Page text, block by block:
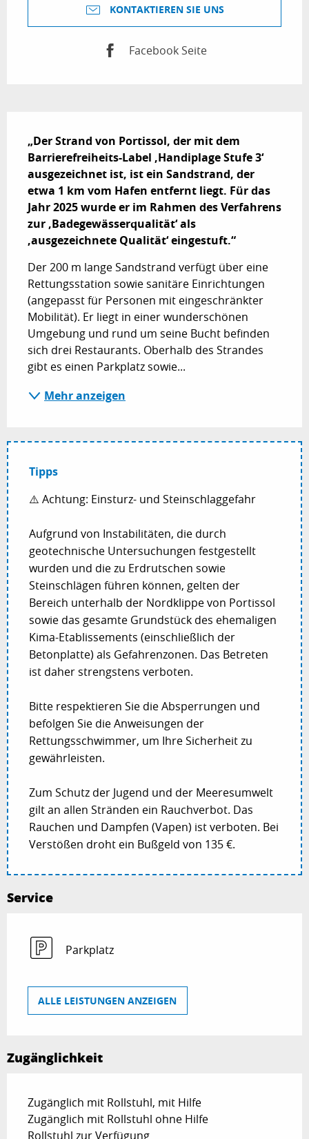
KONTAKTIEREN SIE UNS
Facebook Seite
„Der Strand von Portissol, der mit dem
Barrierefreiheits-Label ‚Handiplage Stufe 3‘
ausgezeichnet ist, ist ein Sandstrand, der
etwa 1 km vom Hafen entfernt liegt. Für das
Jahr 2025 wurde er im Rahmen des Verfahrens
zur ‚Badegewässerqualität‘ als
‚ausgezeichnete Qualität‘ eingestuft.“
Der 200 m lange Sandstrand verfügt über eine
Rettungsstation sowie sanitäre Einrichtungen
(angepasst für Personen mit eingeschränkter
Mobilität). Er liegt in einer wunderschönen
Umgebung und rund um seine Bucht befinden
sich drei Restaurants. Oberhalb des Strandes
gibt es einen Parkplatz sowie...
Mehr anzeigen
Tipps
⚠️ Achtung: Einsturz- und Steinschlaggefahr
Aufgrund von Instabilitäten, die durch
geotechnische Untersuchungen festgestellt
wurden und die zu Erdrutschen sowie
Steinschlägen führen können, gelten der
Bereich unterhalb der Nordklippe von Portissol
sowie das gesamte Grundstück des ehemaligen
Kima-Etablissements (einschließlich der
Betonplatte) als Gefahrenzonen. Das Betreten
ist daher strengstens verboten.
Bitte respektieren Sie die Absperrungen und
befolgen Sie die Anweisungen der
Rettungsschwimmer, um Ihre Sicherheit zu
gewährleisten.
Zum Schutz der Jugend und der Meeresumwelt
gilt an allen Stränden ein Rauchverbot. Das
Rauchen und Dampfen (Vapen) ist verboten. Bei
Verstößen droht ein Bußgeld von 135 €.
Service
Parkplatz
ALLE LEISTUNGEN ANZEIGEN
Zugänglichkeit
Zugänglich mit Rollstuhl, mit Hilfe
Zugänglich mit Rollstuhl ohne Hilfe
Rollstuhl zur Verfügung